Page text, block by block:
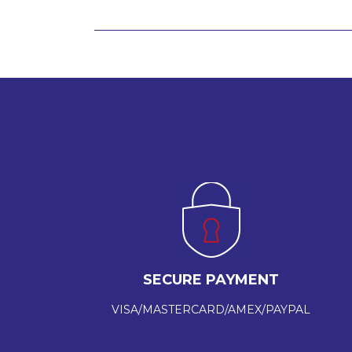
SECURE PAYMENT
VISA/MASTERCARD/AMEX/PAYPAL